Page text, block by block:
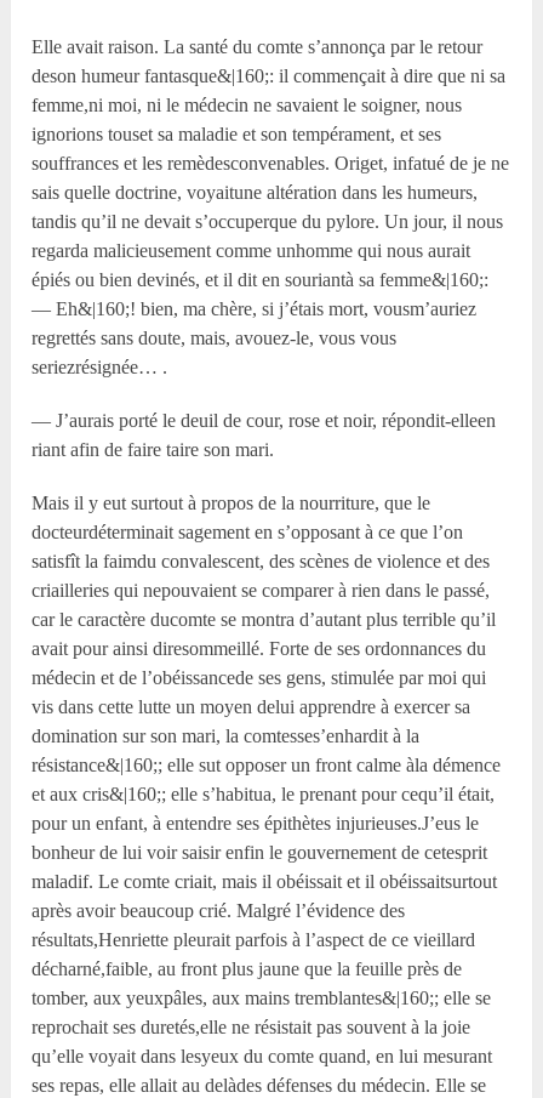
Elle avait raison. La santé du comte s’annonça par le retour
deson humeur fantasque&|160;: il commençait à dire que ni sa
femme,ni moi, ni le médecin ne savaient le soigner, nous
ignorions touset sa maladie et son tempérament, et ses
souffrances et les remèdesconvenables. Origet, infatué de je ne
sais quelle doctrine, voyaitune altération dans les humeurs,
tandis qu’il ne devait s’occuperque du pylore. Un jour, il nous
regarda malicieusement comme unhomme qui nous aurait
épiés ou bien devinés, et il dit en souriantà sa femme&|160;:
— Eh&|160;! bien, ma chère, si j’étais mort, vousm’auriez
regrettés sans doute, mais, avouez-le, vous vous
seriezrésignée… .
— J’aurais porté le deuil de cour, rose et noir, répondit-elleen
riant afin de faire taire son mari.
Mais il y eut surtout à propos de la nourriture, que le
docteurdéterminait sagement en s’opposant à ce que l’on
satisfît la faimdu convalescent, des scènes de violence et des
criailleries qui nepouvaient se comparer à rien dans le passé,
car le caractère ducomte se montra d’autant plus terrible qu’il
avait pour ainsi diresommeillé. Forte de ses ordonnances du
médecin et de l’obéissancede ses gens, stimulée par moi qui
vis dans cette lutte un moyen delui apprendre à exercer sa
domination sur son mari, la comtesses’enhardit à la
résistance&|160;; elle sut opposer un front calme àla démence
et aux cris&|160;; elle s’habitua, le prenant pour cequ’il était,
pour un enfant, à entendre ses épithètes injurieuses.J’eus le
bonheur de lui voir saisir enfin le gouvernement de cetesprit
maladif. Le comte criait, mais il obéissait et il obéissaitsurtout
après avoir beaucoup crié. Malgré l’évidence des
résultats,Henriette pleurait parfois à l’aspect de ce vieillard
décharné,faible, au front plus jaune que la feuille près de
tomber, aux yeuxpâles, aux mains tremblantes&|160;; elle se
reprochait ses duretés,elle ne résistait pas souvent à la joie
qu’elle voyait dans lesyeux du comte quand, en lui mesurant
ses repas, elle allait au delàdes défenses du médecin. Elle se